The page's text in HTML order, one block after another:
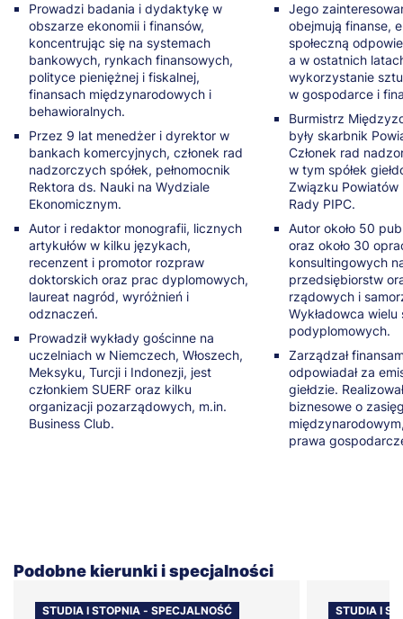
Prowadzi badania i dydaktykę w
obszarze ekonomii i finansów,
koncentrując się na systemach
bankowych, rynkach finansowych,
polityce pieniężnej i fiskalnej,
finansach międzynarodowych i
behawioralnych.
Przez 9 lat menedżer i dyrektor w
bankach komercyjnych, członek rad
nadzorczych spółek, pełnomocnik
Rektora ds. Nauki na Wydziale
Ekonomicznym.
Autor i redaktor monografii, licznych
artykułów w kilku językach,
recenzent i promotor rozpraw
doktorskich oraz prac dyplomowych,
laureat nagród, wyróżnień i
odznaczeń.
Prowadził wykłady gościnne na
uczelniach w Niemczech, Włoszech,
Meksyku, Turcji i Indonezji, jest
członkiem SUERF oraz kilku
organizacji pozarządowych, m.in.
Business Club.
Jego
obejmują finanse,
społeczną
a w ostatnich
wykorzystanie
w gospodarce i
Burmistrz
były skarbnik
Członek rad
w tym spółek
Związku Powiatów
Rady PIPC.
Autor około 50
oraz około 30
konsultingowych
przedsiębiorstw
rządowych i
Wykładowca wielu
podyplomowych.
Zarządzał
odpowiadał za
giełdzie.
biznesowe o
prawa
Podobne kierunki i specjalności
STUDIA I STOPNIA - SPECJALNOŚĆ STUDIA I